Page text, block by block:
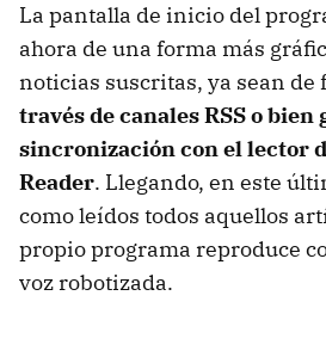
La pantalla de inicio del
ahora de una forma más
noticias suscritas, ya sean de
través de canales RSS o bien
sincronización con el lector
Reader. Llegando, en este
como leídos todos aquellos
propio programa reproduce
voz robotizada.